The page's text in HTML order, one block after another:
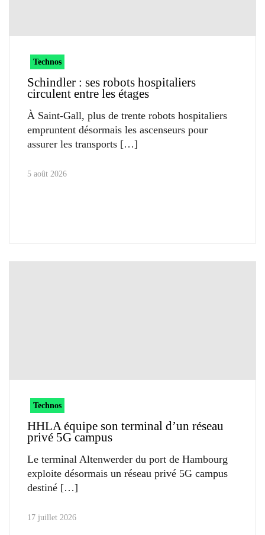
Technos
Schindler : ses robots hospitaliers
circulent entre les étages
À Saint-Gall, plus de trente robots hospitaliers
empruntent désormais les ascenseurs pour
assurer les transports
5 août 2026
Technos
HHLA équipe son terminal d’un réseau
privé 5G campus
Le terminal Altenwerder du port de Hambourg
exploite désormais un réseau privé 5G campus
destiné
17 juillet 2026